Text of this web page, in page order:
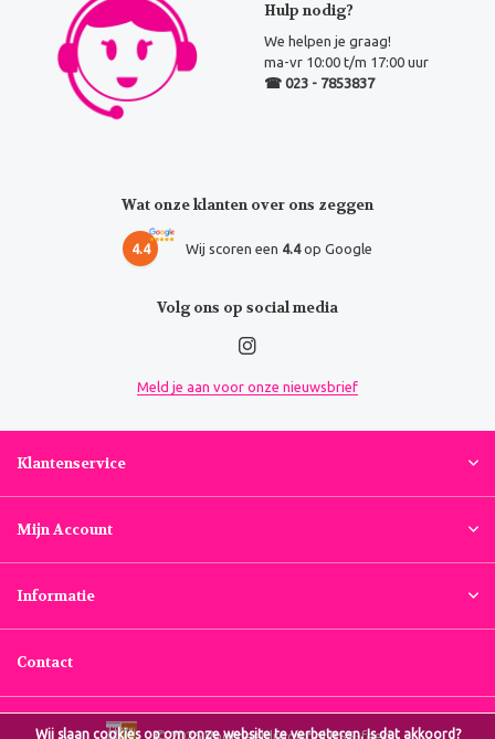
Hulp nodig?
We helpen je graag!
ma-vr 10:00 t/m 17:00 uur
☎ 023 - 7853837
Wat onze klanten over ons zeggen
4.4 Wij scoren een 4.4op Google
Volg ons op social media
Meld je aan voor onze nieuwsbrief
Klantenservice
Mijn Account
Informatie
Contact
© 2026 Voordeeldrogist.nlRSS-feed
Wij slaan cookies op om onze website te verbeteren. Is dat akkoord?